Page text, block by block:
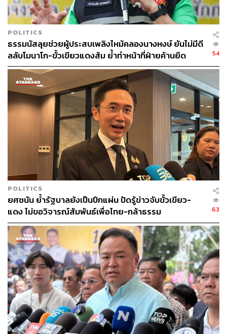
POLITICS
ธรรมนัสลุยช่วยผู้ประสบเพลิงไหม้คลองนางหงษ์ ยันไม่มีดี
ลลับโมนาโก-ขั้วเขียวแดงส้ม ย้ำทำหน้าที่ฝ่ายค้านยึด
ประโยชน์ประชาชน
54
POLITICS
ยศชนัน ย้ำรัฐบาลยังเป็นปึกแผ่น ปัดรู้ข่าวจับขั้วเขียว-
แดง ไม่ขอวิจารณ์สัมพันธ์เพื่อไทย-กล้าธรรม
63